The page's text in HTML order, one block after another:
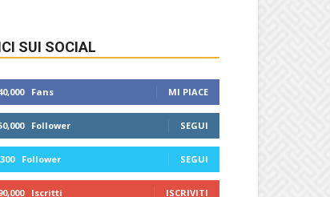
SUI SOCIAL
Fans MI PIACE
Follower SEGUI
Follower SEGUI
Iscritti ISCRIVITI